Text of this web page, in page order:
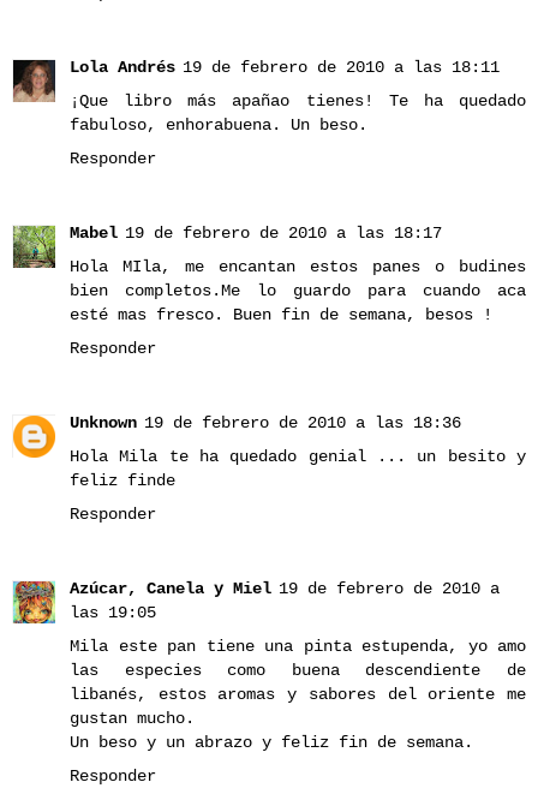
Lola Andrés 19 de febrero de 2010 a las 18:11
¡Que libro más apañao tienes! Te ha quedado
fabuloso, enhorabuena. Un beso.
Responder
Mabel 19 de febrero de 2010 a las 18:17
Hola MIla, me encantan estos panes o budines
bien completos.Me lo guardo para cuando aca
esté mas fresco. Buen fin de semana, besos !
Responder
Unknown 19 de febrero de 2010 a las 18:36
Hola Mila te ha quedado genial ... un besito y
feliz finde
Responder
Azúcar, Canela y Miel 19 de febrero de 2010 a
las 19:05
Mila este pan tiene una pinta estupenda, yo amo
las especies como buena descendiente de
libanés, estos aromas y sabores del oriente me
gustan mucho.
Un beso y un abrazo y feliz fin de semana.
Responder